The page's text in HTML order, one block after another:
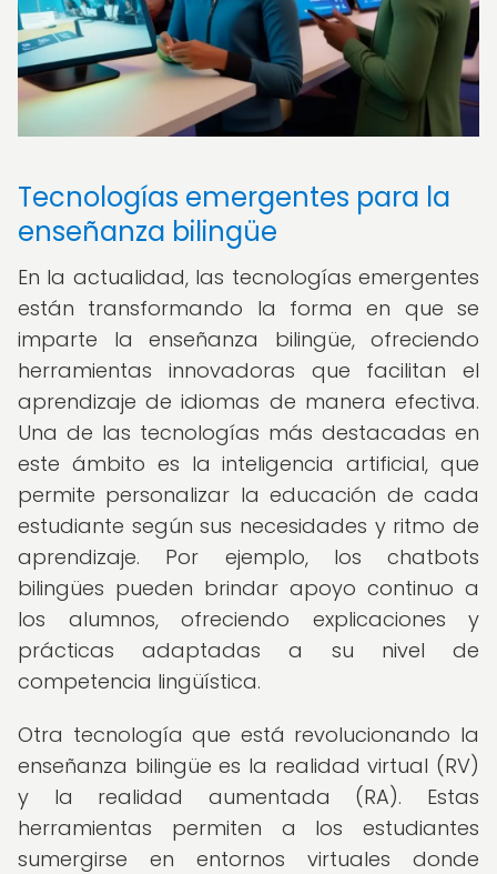
Tecnologías emergentes para la
enseñanza bilingüe
En la actualidad, las tecnologías emergentes
están transformando la forma en que se
imparte la enseñanza bilingüe, ofreciendo
herramientas innovadoras que facilitan el
aprendizaje de idiomas de manera efectiva.
Una de las tecnologías más destacadas en
este ámbito es la inteligencia artificial, que
permite personalizar la educación de cada
estudiante según sus necesidades y ritmo de
aprendizaje. Por ejemplo, los chatbots
bilingües pueden brindar apoyo continuo a
los alumnos, ofreciendo explicaciones y
prácticas adaptadas a su nivel de
competencia lingüística.
Otra tecnología que está revolucionando la
enseñanza bilingüe es la realidad virtual (RV)
y la realidad aumentada (RA). Estas
herramientas permiten a los estudiantes
sumergirse en entornos virtuales donde